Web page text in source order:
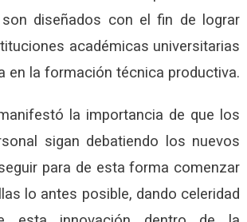
diseñados con el fin de lograr
académicas universitarias
en la formación técnica productiva.
la importancia de que los
sigan debatiendo los nuevos
para de esta forma comenzar
lo antes posible, dando celeridad